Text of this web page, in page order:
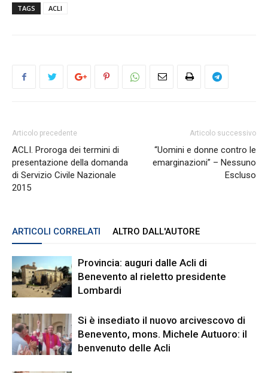
TAGS ACLI
Articolo precedente
ACLI. Proroga dei termini di
presentazione della domanda
di Servizio Civile Nazionale
2015
Articolo successivo
“Uomini e donne contro le
emarginazioni” – Nessuno
Escluso
ARTICOLI CORRELATI ALTRO DALL'AUTORE
Provincia: auguri dalle Acli di
Benevento al rieletto presidente
Lombardi
Si è insediato il nuovo arcivescovo di
Benevento, mons. Michele Autuoro: il
benvenuto delle Acli